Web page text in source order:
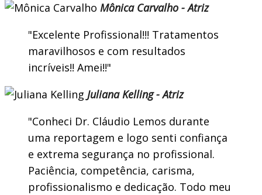
Mônica Carvalho - Atriz
Excelente Profissional!!! Tratamentos
maravilhosos e com resultados
incríveis!! Amei!!
Juliana Kelling - Atriz
Conheci Dr. Cláudio Lemos durante
uma reportagem e logo senti confiança
e extrema segurança no profissional.
Paciência, competência, carisma,
profissionalismo e dedicação. Todo meu